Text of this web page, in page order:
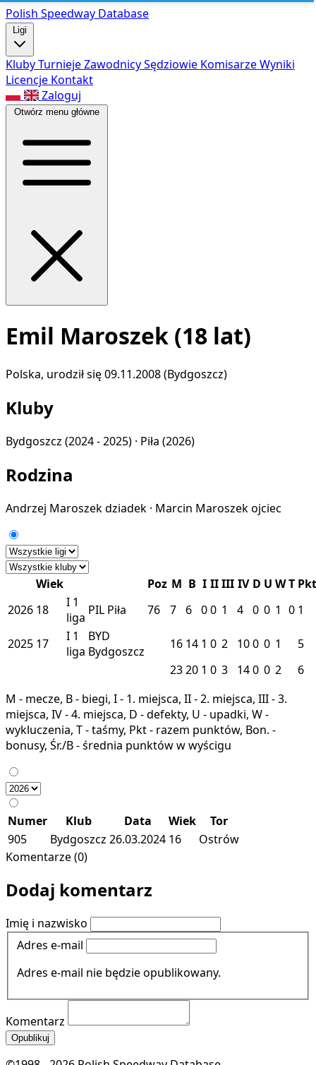
Polish Speedway Database
Ligi
KlubyTurniejeZawodnicySędziowie KomisarzeWyniki
Licencje Kontakt
Zaloguj
Otwórz menu główne
Emil Maroszek (18 lat)
Polska, urodził się 09.11.2008 (Bydgoszcz)
Kluby
Bydgoszcz (2024 - 2025) · Piła (2026)
Rodzina
Andrzej Maroszekdziadek · Marcin Maroszekojciec
Wiek Poz M B I IIIII IV D U WT Pkt
2026 18 I 1
liga PIL Piła 76 7 6 00 1 4 0 0 1 0 1
2025 17 I 1
liga
BYD
Bydgoszcz
16 14 1 0 2 100 0 1
5
2320 1 0 3 140 0 2
6
M - mecze, B - biegi, I - 1. miejsca, II - 2. miejsca, III - 3.
miejsca, IV - 4. miejsca, D - defekty, U - upadki, W -
wykluczenia, T - taśmy, Pkt - razem punktów, Bon. -
bonusy, Śr./B - średnia punktów w wyścigu
Numer Klub Data Wiek
Tor
905
Bydgoszcz 26.03.2024 16
Ostrów
Komentarze (0)
Dodaj komentarz
Imię i nazwisko
Adres e-mail
Adres e-mail nie będzie opublikowany.
Komentarz
Opublikuj